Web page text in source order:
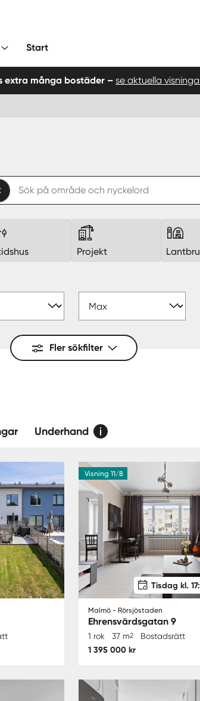
Start
extra många bostäder – se aktuella
Projekt
Fler sökfilter
Underhand
Visning 11/8
Tisdag kl.
Malmö - Rörsjöstaden
Ehrensvärdsgatan 9
1 rok 37 m2 Bostadsrätt
1 395 000 kr